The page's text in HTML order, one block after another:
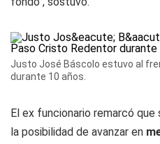
Justo José Báscolo estuvo al
durante 10 años.
El ex funcionario remarcó
la posibilidad de avanzar en